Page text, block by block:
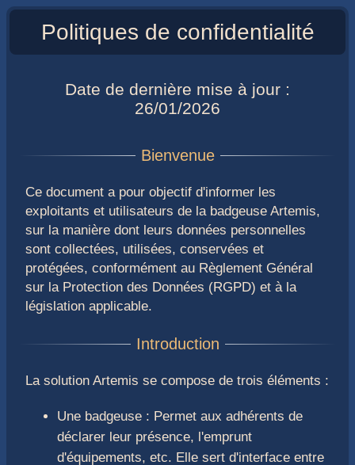
Politiques de confidentialité
Date de dernière mise à jour :
26/01/2026
Ce document a pour objectif d'informer les
exploitants et utilisateurs de la badgeuse Artemis,
sur la manière dont leurs données personnelles
sont collectées, utilisées, conservées et
protégées, conformément au Règlement Général
sur la Protection des Données (RGPD) et à la
législation applicable.
La solution Artemis se compose de trois éléments :
Une badgeuse : Permet aux adhérents de
déclarer leur présence, l'emprunt
d'équipements, etc. Elle sert d'interface entre